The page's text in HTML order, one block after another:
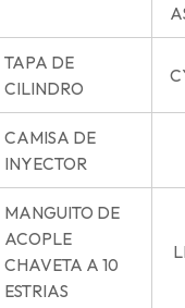
TAPA DE
CILINDRO
CAMISA DE
INYECTOR
MANGUITO DE
ACOPLE
CHAVETA A 10
ESTRIAS